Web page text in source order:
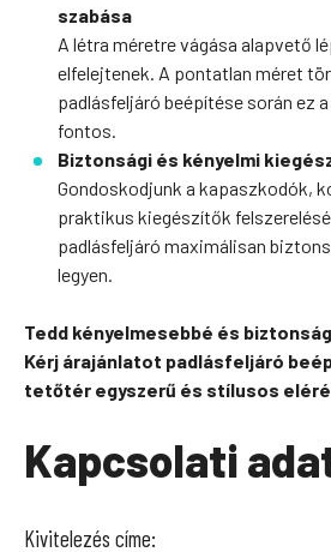
szabása
A létra méretre vágása alapvető
elfelejtenek. A pontatlan méret
padlásfeljáró beépítése során ez
fontos.
Biztonsági és kényelmi
Gondoskodjunk a kapaszkodók,
praktikus kiegészítők
padlásfeljáró maximálisan
legyen.
Tedd kényelmesebbé és
Kérj árajánlatot padlásfeljáró
tetőtér egyszerű és stílusos
Kapcsolati
Kivitelezés címe: